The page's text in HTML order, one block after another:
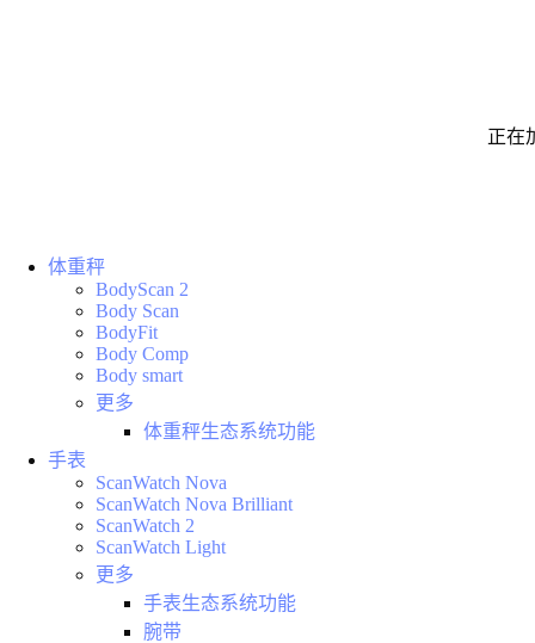
正在
体重秤
BodyScan 2
Body Scan
BodyFit
Body Comp
Body smart
更多
体重秤生态系统功能
手表
ScanWatch Nova
ScanWatch Nova Brilliant
ScanWatch 2
ScanWatch Light
更多
手表生态系统功能
腕带